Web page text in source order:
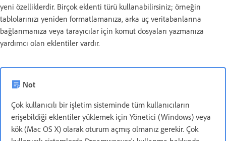
yeni özelliklerdir. Birçok eklenti türü kullanabilirsiniz; örneğin
tablolarınızı yeniden formatlamanıza, arka uç veritabanlarına
bağlanmanıza veya tarayıcılar için komut dosyaları yazmanıza
yardımcı olan eklentiler vardır.
Not
Çok kullanıcılı bir işletim sisteminde tüm kullanıcıların
erişebildiği eklentiler yüklemek için Yönetici (Windows) veya
kök (Mac OS X) olarak oturum açmış olmanız gerekir. Çok